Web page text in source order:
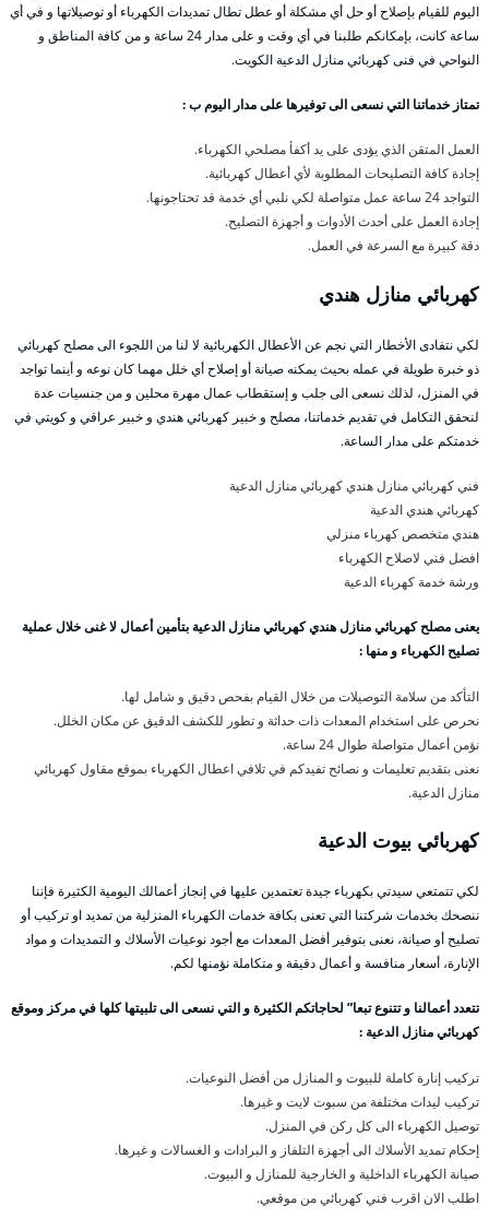
اليوم للقيام بإصلاح أو حل أي مشكلة أو عطل تطال تمديدات الكهرباء أو توصيلاتها و في أي
ساعة كانت، بإمكانكم طلبنا في أي وقت و على مدار 24 ساعة و من كافة المناطق و
النواحي في فنى كهربائي منازل الدعية الكويت.
تمتاز خدماتنا التي نسعى الى توفيرها على مدار اليوم ب :
العمل المتقن الذي يؤدى على يد أكفأ مصلحي الكهرباء.
إجادة كافة التصليحات المطلوبة لأي أعطال كهربائية.
التواجد 24 ساعة عمل متواصلة لكي نلبي أي خدمة قد تحتاجونها.
إجادة العمل على أحدث الأدوات و أجهزة التصليح.
دقة كبيرة مع السرعة في العمل.
كهربائي منازل هندي
لكي نتفادى الأخطار التي نجم عن الأعطال الكهربائية لا لنا من اللجوء الى مصلح كهربائي
ذو خبرة طويلة في عمله بحيث يمكنه صيانة أو إصلاح أي خلل مهما كان نوعه و أينما تواجد
في المنزل، لذلك نسعى الى جلب و إستقطاب عمال مهرة محلين و من جنسيات عدة
لنحقق التكامل في تقديم خدماتنا، مصلح و خبير كهربائي هندي و خبير عراقي و كويتي في
خدمتكم على مدار الساعة.
فني كهربائي منازل هندي كهربائي منازل الدعية
كهربائي هندي الدعية
هندي متخصص كهرباء منزلي
افضل فني لاصلاح الكهرباء
ورشة خدمة كهرباء الدعية
يعنى مصلح كهربائي منازل هندي كهربائي منازل الدعية بتأمين أعمال لا غنى خلال عملية
تصليح الكهرباء و منها :
التأكد من سلامة التوصيلات من خلال القيام بفحص دقيق و شامل لها.
نحرص على استخدام المعدات ذات حداثة و تطور للكشف الدقيق عن مكان الخلل.
نؤمن أعمال متواصلة طوال 24 ساعة.
نعنى بتقديم تعليمات و نصائح تفيدكم في تلافي اعطال الكهرباء بموقع مقاول كهربائي
منازل الدعية.
كهربائي بيوت الدعية
لكي تتمتعي سيدتي بكهرباء جيدة تعتمدين عليها في إنجاز أعمالك اليومية الكثيرة فإننا
ننصحك بخدمات شركتنا التي تعنى بكافة خدمات الكهرباء المنزلية من تمديد او تركيب أو
تصليح أو صيانة، نعنى بتوفير أفضل المعدات مع أجود نوعيات الأسلاك و التمديدات و مواد
الإنارة، أسعار منافسة و أعمال دقيقة و متكاملة نؤمنها لكم.
تتعدد أعمالنا و تتنوع تبعا” لحاجاتكم الكثيرة و التي نسعى الى تلبيتها كلها في مركز وموقع
كهربائي منازل الدعية :
تركيب إنارة كاملة للبيوت و المنازل من أفضل النوعيات.
تركيب ليدات مختلفة من سبوت لايت و غيرها.
توصيل الكهرباء الى كل ركن في المنزل.
إحكام تمديد الأسلاك الى أجهزة التلفاز و البرادات و الغسالات و غيرها.
صيانة الكهرباء الداخلية و الخارجية للمنازل و البيوت.
اطلب الان اقرب فني كهربائي من موقعي.